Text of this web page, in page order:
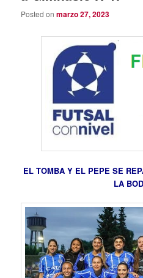
Posted onmarzo 27, 2023
EL TOMBA Y EL PEPE SE
LA